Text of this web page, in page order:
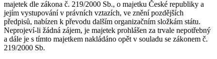
majetek dle zákona č. 219/2000 Sb., o majetku České republiky a
jejím vystupování v právních vztazích, ve znění pozdějších
předpisů, nabízen k převodu dalším organizačním složkám státu.
Neprojeví-li žádná zájem, je majetek prohlášen za trvale nepotřebný
a dále je s tímto majetkem nakládáno opět v souladu se zákonem č.
219/2000 Sb.